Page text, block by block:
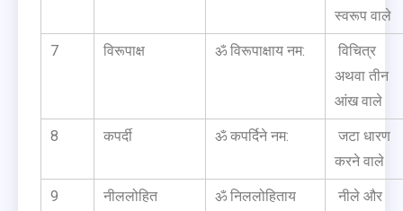
स्वरूप वाले
7 विरूपाक्ष ॐ विरूपाक्षाय नम:
विचित्र
अथवा तीन
आंख वाले
8 कपर्दी ॐ कपर्दिने नम:
जटा धारण
करने वाले
9 नीललोहित
ॐ निललोहिताय
नीले और